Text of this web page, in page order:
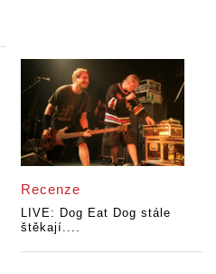
Recenze
LIVE: Dog Eat Dog stále
štěkají....